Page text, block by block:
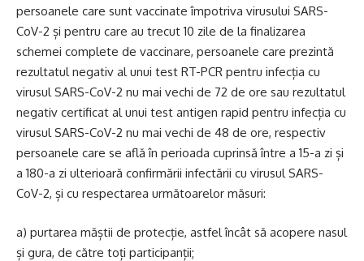
persoanele care sunt vaccinate împotriva virusului SARS-
CoV-2 și pentru care au trecut 10 zile de la finalizarea
schemei complete de vaccinare, persoanele care prezintă
rezultatul negativ al unui test RT-PCR pentru infecția cu
virusul SARS-CoV-2 nu mai vechi de 72 de ore sau rezultatul
negativ certificat al unui test antigen rapid pentru infecția cu
virusul SARS-CoV-2 nu mai vechi de 48 de ore, respectiv
persoanele care se află în perioada cuprinsă între a 15-a zi și
a 180-a zi ulterioară confirmării infectării cu virusul SARS-
CoV-2, și cu respectarea următoarelor măsuri:
a) purtarea măștii de protecție, astfel încât să acopere nasul
și gura, de către toți participanții;